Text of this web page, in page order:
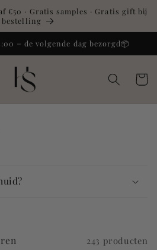
€50 · Gratis samples · Gratis gift bij
bestelling
= de volgende dag bezorgd📦
243 producten